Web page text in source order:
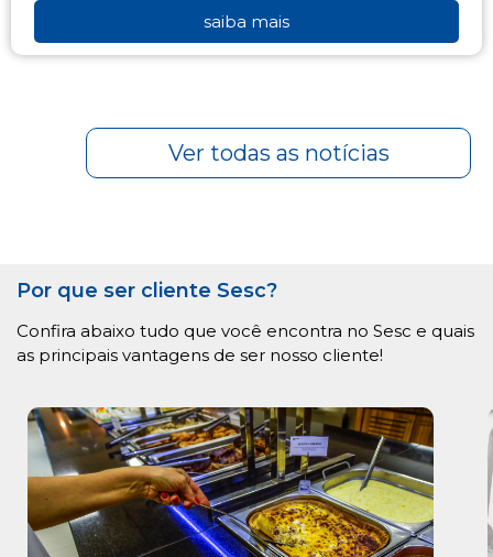
saiba mais
Ver todas as notícias
Por que ser cliente Sesc?
Confira abaixo tudo que você encontra no Sesc e quais
as principais vantagens de ser nosso cliente!